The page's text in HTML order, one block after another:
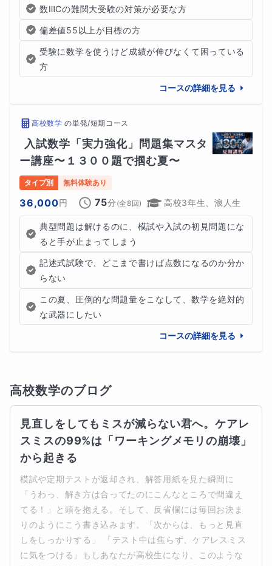
数ⅢCの難関大受験の対策が必要な方
偏差値55以上が目標の方
受験に数学を使うけど成績が伸びなくて困っている
方
コースの詳細を見る
高校数学 の単発/短期コース
入試数学「実力強化」問題集マスタ
ー講座〜１３００題で掴む夏〜
タイプ別 無料体験あり
36,000円 75分 (全8回) 高校3年生、浪人生
典型問題は解けるのに、模試や入試の初見問題にな
ると手が止まってしまう
記述式試験で、どこまで書けば点数になるのか分か
らない
この夏、圧倒的な問題量をこなして、数学を絶対的
な武器にしたい
コースの詳細を見る
高校数学のブログ
見直しをしてもミスが減らない君へ。ケアレ
スミスの99%は「ワーキングメモリの崩壊」
から起きる
模試や定期テストが返却され、解答用紙を見た瞬間に
「うわっ、解き方は合ってたのにこんなところで間違え
てる！」と頭を抱える。そして、反省欄には毎回お決ま
りのようにこう書き込みます。「次からは、もっと見直
しをしっかりする」 「テスト中は焦らず、ケアレスミス
に気をつける」もしあなたが高校生になり、このような